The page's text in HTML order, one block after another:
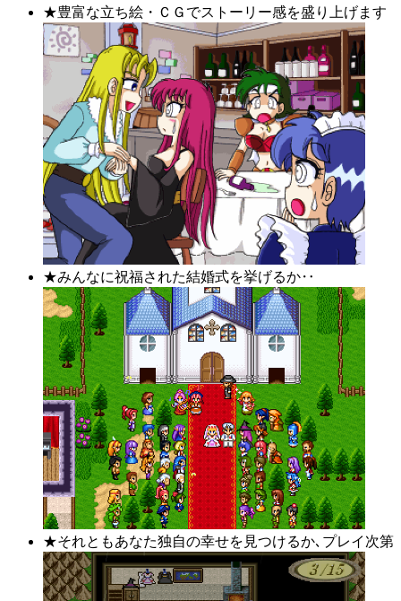
★豊富な立ち絵・ＣＧでストーリー感を盛り上げます
★みんなに祝福された結婚式を挙げるか‥
★それともあなた独自の幸せを見つけるか､プレイ次第